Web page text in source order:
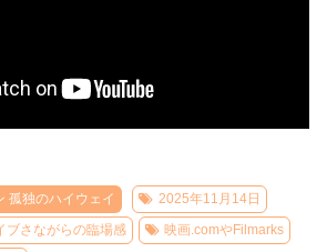
孤独のハイウェイ
2025年11月14日
ブさながらの臨場感
映画.comやFilmarks